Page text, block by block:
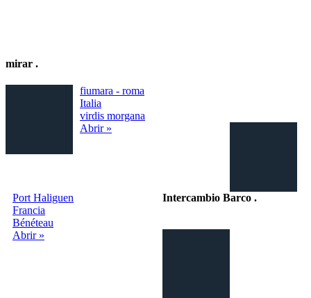
mirar .
fiumara - roma
Italia
virdis morgana
Abrir »
Port Haliguen
Francia
Bénéteau
Abrir »
Intercambio Barco .